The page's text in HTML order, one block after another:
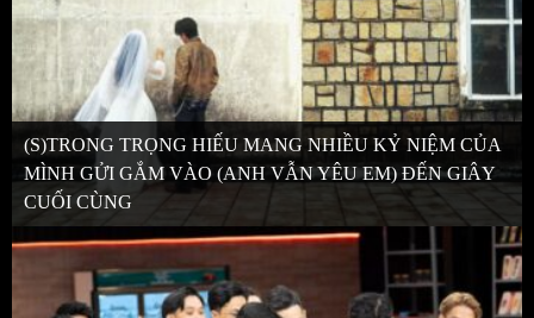
(S)TRONG TRỌNG HIẾU MANG NHIỀU KỶ NIỆM CỦA
MÌNH GỬI GẮM VÀO (ANH VẪN YÊU EM) ĐẾN GIÂY
CUỐI CÙNG